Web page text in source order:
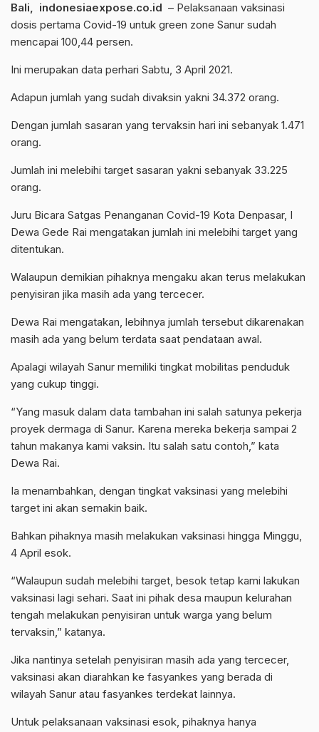
Bali, indonesiaexpose.co.id – Pelaksanaan vaksinasi
dosis pertama Covid-19 untuk green zone Sanur sudah
mencapai 100,44 persen.
Ini merupakan data perhari Sabtu, 3 April 2021.
Adapun jumlah yang sudah divaksin yakni 34.372 orang.
Dengan jumlah sasaran yang tervaksin hari ini sebanyak 1.471
orang.
Jumlah ini melebihi target sasaran yakni sebanyak 33.225
orang.
Juru Bicara Satgas Penanganan Covid-19 Kota Denpasar, I
Dewa Gede Rai mengatakan jumlah ini melebihi target yang
ditentukan.
Walaupun demikian pihaknya mengaku akan terus melakukan
penyisiran jika masih ada yang tercecer.
Dewa Rai mengatakan, lebihnya jumlah tersebut dikarenakan
masih ada yang belum terdata saat pendataan awal.
Apalagi wilayah Sanur memiliki tingkat mobilitas penduduk
yang cukup tinggi.
“Yang masuk dalam data tambahan ini salah satunya pekerja
proyek dermaga di Sanur. Karena mereka bekerja sampai 2
tahun makanya kami vaksin. Itu salah satu contoh,” kata
Dewa Rai.
Ia menambahkan, dengan tingkat vaksinasi yang melebihi
target ini akan semakin baik.
Bahkan pihaknya masih melakukan vaksinasi hingga Minggu,
4 April esok.
“Walaupun sudah melebihi target, besok tetap kami lakukan
vaksinasi lagi sehari. Saat ini pihak desa maupun kelurahan
tengah melakukan penyisiran untuk warga yang belum
tervaksin,” katanya.
Jika nantinya setelah penyisiran masih ada yang tercecer,
vaksinasi akan diarahkan ke fasyankes yang berada di
wilayah Sanur atau fasyankes terdekat lainnya.
Untuk pelaksanaan vaksinasi esok, pihaknya hanya